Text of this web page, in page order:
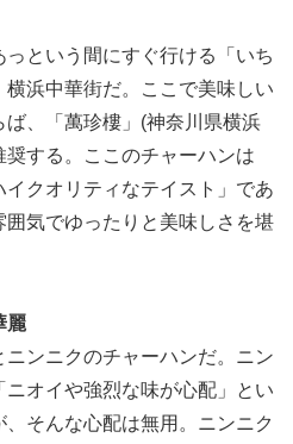
という間にすぐ行ける「いち
浜中華街だ。ここで美味しい
、「萬珍樓」(神奈川県横浜
する。ここのチャーハンは
イクオリティなテイスト」であ
囲気でゆったりと美味しさを堪
麗
ンニクのチャーハンだ。ニン
オイや強烈な味が心配」とい
そんな心配は無用。ニンニク